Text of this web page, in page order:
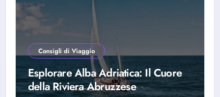
Consigli di Viaggio
Esplorare Alba Adriatica: Il Cuore
della Riviera Abruzzese